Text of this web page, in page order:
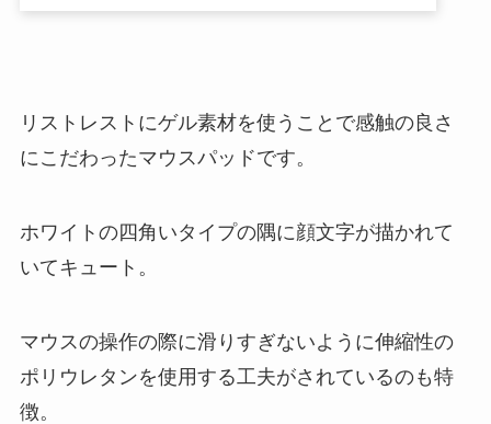
リストレストにゲル素材を使うことで感触の良さ
にこだわったマウスパッドです。
ホワイトの四角いタイプの隅に顔文字が描かれて
いてキュート。
マウスの操作の際に滑りすぎないように伸縮性の
ポリウレタンを使用する工夫がされているのも特
徴。